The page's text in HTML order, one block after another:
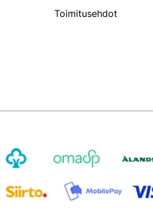
Toimitusehdot